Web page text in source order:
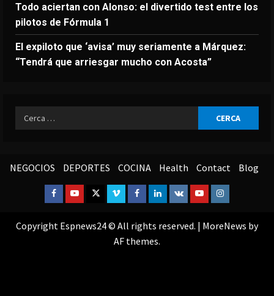
Todo aciertan con Alonso: el divertido test entre los
pilotos de Fórmula 1
El expiloto que ‘avisa’ muy seriamente a Márquez:
“Tendrá que arriesgar mucho con Acosta”
Ricerca
per:
NEGOCIOS DEPORTES COCINA Health Contact Blog
Facebook
YoutubeTwitterVimeoFacebook
Linkedin
VK YoutubeInstagram
Copyright Espnews24 © All rights reserved. | MoreNews by
AF themes.